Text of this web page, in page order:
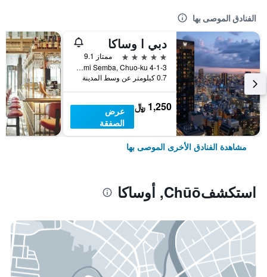
الفنادق الموصى بها
دبي ا وساكا
5 نجوم
ممتاز 9.1
4-1-3 Minami Semba, Chuo-ku, أوساكا, اليابان
0.7 كيلومتر عن وسط المدينة
1,250 ﷼
عرض
الصفقة
مشاهدة الفنادق الأخرى الموصى بها
استكشفChūō, أوساكا